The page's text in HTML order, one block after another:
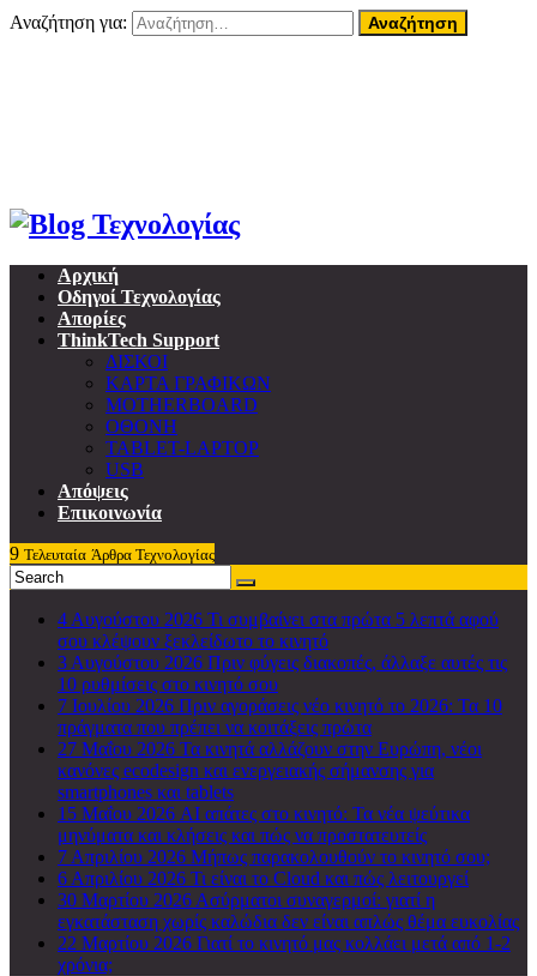
Αναζήτηση για:
Αρχική
Οδηγοί Τεχνολογίας
Απορίες
ThinkTech Support
ΔΙΣΚΟΙ
ΚΑΡΤΑ ΓΡΑΦΙΚΩΝ
MOTHERBOARD
ΟΘΟΝΗ
TABLET-LAPTOP
USB
Απόψεις
Επικοινωνία
9 Τελευταία Άρθρα Τεχνολογίας
4 Αυγούστου 2026 Τι συμβαίνει στα πρώτα 5 λεπτά αφού
σου κλέψουν ξεκλείδωτο το κινητό
3 Αυγούστου 2026 Πριν φύγεις διακοπές, άλλαξε αυτές τις
10 ρυθμίσεις στο κινητό σου
7 Ιουλίου 2026 Πριν αγοράσεις νέο κινητό το 2026: Τα 10
πράγματα που πρέπει να κοιτάξεις πρώτα
27 Μαΐου 2026 Τα κινητά αλλάζουν στην Ευρώπη, νέοι
κανόνες ecodesign και ενεργειακής σήμανσης για
smartphones και tablets
15 Μαΐου 2026 AI απάτες στο κινητό: Τα νέα ψεύτικα
μηνύματα και κλήσεις και πώς να προστατευτείς
7 Απριλίου 2026 Μήπως παρακολουθούν το κινητό σου;
6 Απριλίου 2026 Τι είναι το Cloud και πώς λειτουργεί
30 Μαρτίου 2026 Ασύρματοι συναγερμοί: γιατί η
εγκατάσταση χωρίς καλώδια δεν είναι απλώς θέμα ευκολίας
22 Μαρτίου 2026 Γιατί το κινητό μας κολλάει μετά από 1-2
χρόνια;